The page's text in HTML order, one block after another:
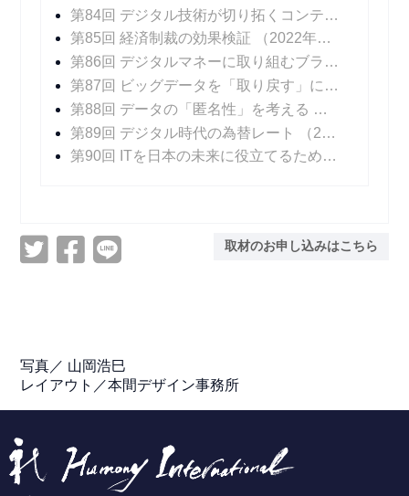
第84回 デジタル技術が切り拓くコンテンツ産業の未来
第85回 経済制裁の効果検証
（2022年06月15日 掲載）
第86回 デジタルマネーに取り組むブラジル
第87回 ビッグデータを「取り戻す」には
第88回 データの「匿名性」を考える
（2022年07
第89回 デジタル時代の為替レート
（2022年08月10日 掲載）
第90回 ITを日本の未来に役立てるために
取材のお申し込みはこちら
写真／ 山岡浩巳
レイアウト／本間デザイン事務所